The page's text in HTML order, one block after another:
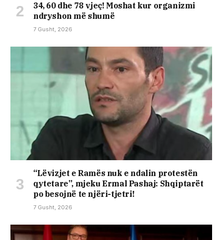
34, 60 dhe 78 vjeç! Moshat kur organizmi
ndryshon më shumë
7 Gusht, 2026
“Lëvizjet e Ramës nuk e ndalin protestën
qytetare”, mjeku Ermal Pashaj: Shqiptarët
po besojnë te njëri-tjetri!
7 Gusht, 2026